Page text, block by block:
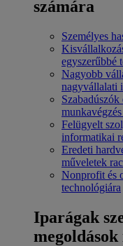
számára
Személyes
egyszerűbbé
Nagyobb
nagyvállalati
Felügyelt
informatikai
Eredeti
műveletek
Nonprofit és
technológiára
Iparágak